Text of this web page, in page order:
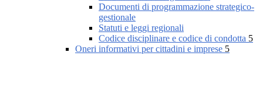
Documenti di programmazione strategico-
gestionale
Statuti e leggi regionali
Codice disciplinare e codice di condotta 5
Oneri informativi per cittadini e imprese 5